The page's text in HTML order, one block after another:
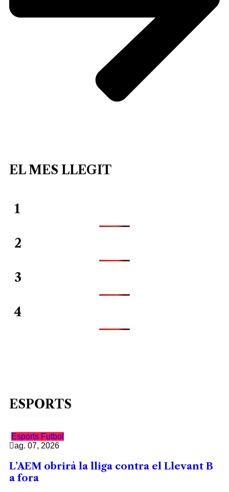
EL MES LLEGIT
1
2
3
4
ESPORTS
Esports Futbol
ag. 07, 2026
L’AEM obrirà la lliga contra el Llevant B
a fora